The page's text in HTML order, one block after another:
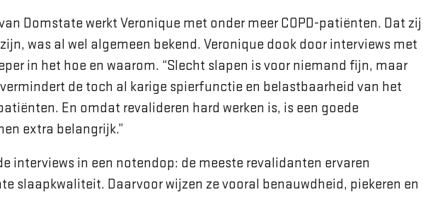
Domstate werkt Veronique met onder meer COPD-patiënten. Dat zij
was al wel algemeen bekend. Veronique dook door interviews met
in het hoe en waarom. “Slecht slapen is voor niemand fijn, maar
de toch al karige spierfunctie en belastbaarheid van het
En omdat revalideren hard werken is, is een goede
extra belangrijk.”
interviews in een notendop: de meeste revalidanten ervaren
slaapkwaliteit. Daarvoor wijzen ze vooral benauwdheid, piekeren en